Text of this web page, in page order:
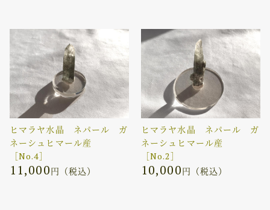
ヒマラヤ水晶 ネパール ガ
ネーシュヒマール産
［No.4］
11,000円（税込）
ヒマラヤ水晶 ネパール ガ
ネーシュヒマール産
［No.2］
10,000円（税込）